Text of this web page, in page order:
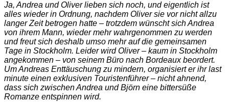
Ja, Andrea und Oliver lieben sich noch, und eigentlich ist
alles wieder in Ordnung, nachdem Oliver sie vor nicht allzu
langer Zeit betrogen hatte – trotzdem wünscht sich Andrea
von ihrem Mann, wieder mehr wahrgenommen zu werden
und freut sich deshalb umso mehr auf die gemeinsamen
Tage in Stockholm. Leider wird Oliver – kaum in Stockholm
angekommen – von seinem Büro nach Bordeaux beordert.
Um Andreas Enttäuschung zu mindern, organisiert er ihr last
minute einen exklusiven Touristenführer – nicht ahnend,
dass sich zwischen Andrea und Björn eine bittersüße
Romanze entspinnen wird.